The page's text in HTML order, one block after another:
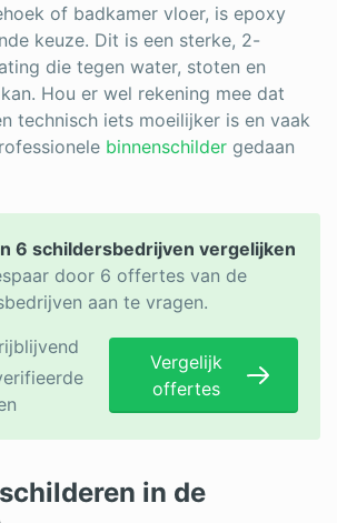
of badkamer vloer, is epoxy
keuze. Dit is een sterke, 2-
die tegen water, stoten en
Hou er wel rekening mee dat
technisch iets moeilijker is en vaak
binnenschilder gedaan
6 schildersbedrijven vergelijken
door 6 offertes van de
aan te vragen.
Vergelijk
offertes
in de